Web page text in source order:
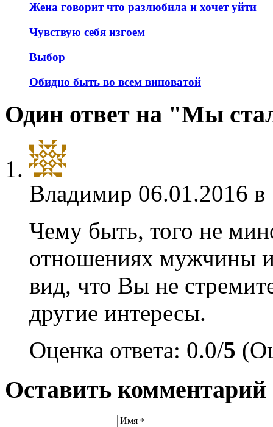
Жена говорит что разлюбила и хочет уйти
Чувствую себя изгоем
Выбор
Обидно быть во всем виноватой
Один ответ на "Мы
Владимир 06.01.2016
Чему быть, того не
отношениях мужчины
вид, что Вы не
другие интересы.
Оценка ответа: 0.0/5
Оставить комментарий
Имя *